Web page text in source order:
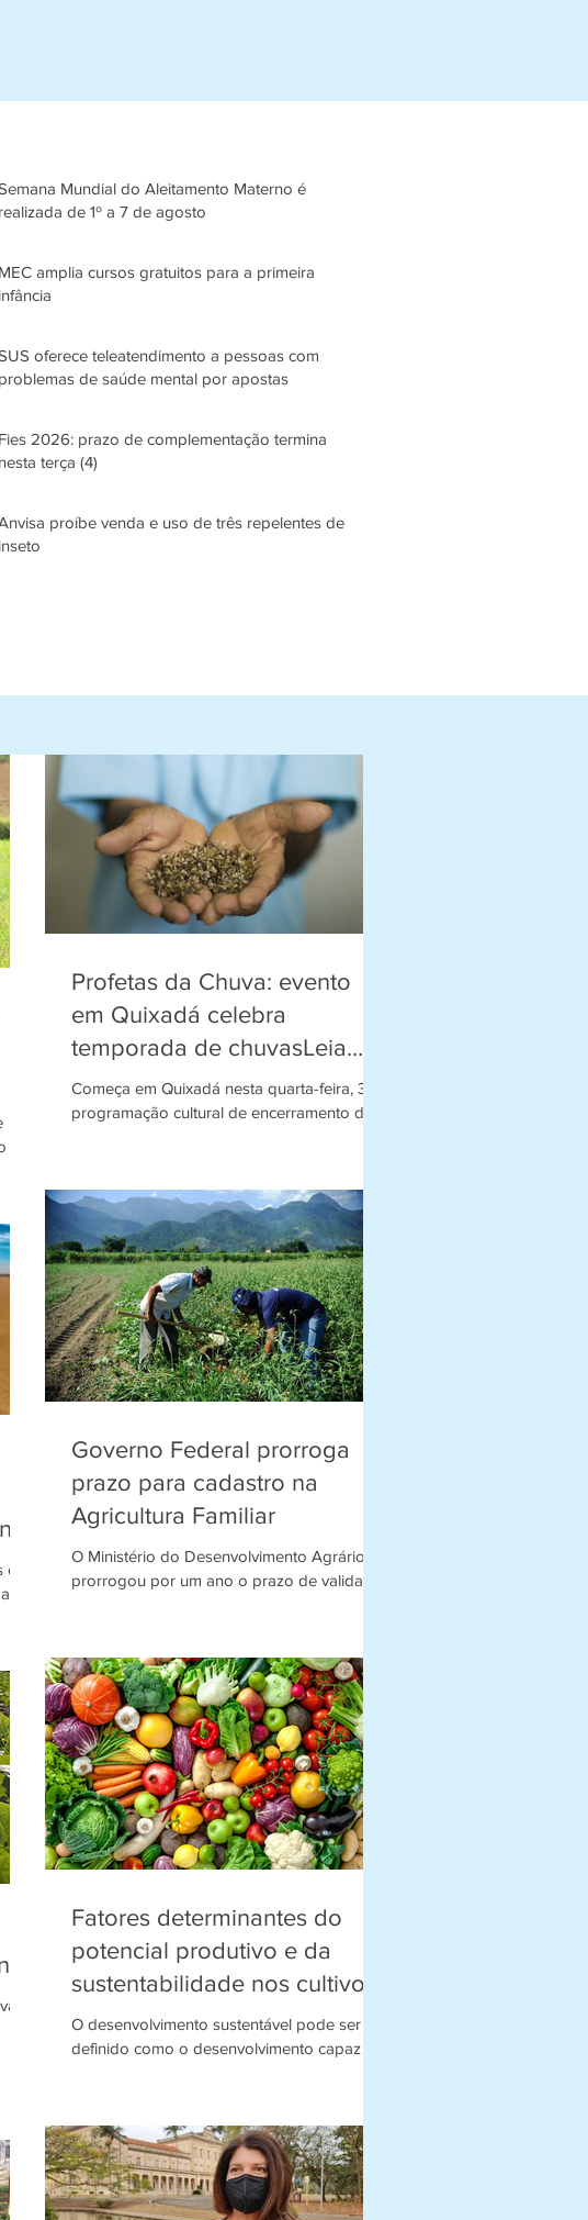
Mundial do Aleitamento Materno é
realizada de 1º a 7 de agosto
MEC amplia cursos gratuitos para a primeira
infância
oferece teleatendimento a pessoas com
problemas de saúde mental por apostas
Fies 2026: prazo de complementação termina
nesta terça (4)
proíbe venda e uso de três repelentes de
inseto
Profetas da Chuva: evento
em Quixadá celebra
temporada de chuvasLeia
mais em:
https://www.opovo.com
Começa em Quixadá nesta quarta-feira, 31, a
programação cultural de encerramento da
Governo Federal prorroga
prazo para cadastro na
Agricultura Familiar
O Ministério do Desenvolvimento Agrário
prorrogou por um ano o prazo de validade
Fatores determinantes do
potencial produtivo e da
sustentabilidade nos cultivos
de hortifruti.
O desenvolvimento sustentável pode ser
definido como o desenvolvimento capaz de